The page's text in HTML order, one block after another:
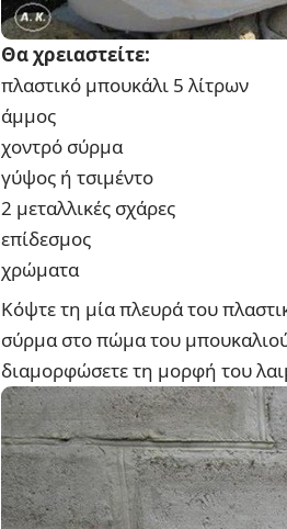
Θα χρειαστείτε:
πλαστικό μπουκάλι 5 λίτρων
άμμος
χοντρό σύρμα
γύψος ή τσιμέντο
2 μεταλλικές σχάρες
επίδεσμος
χρώματα
Κόψτε τη μία πλευρά του
σύρμα στο πώμα του
διαμορφώσετε τη μορφή του